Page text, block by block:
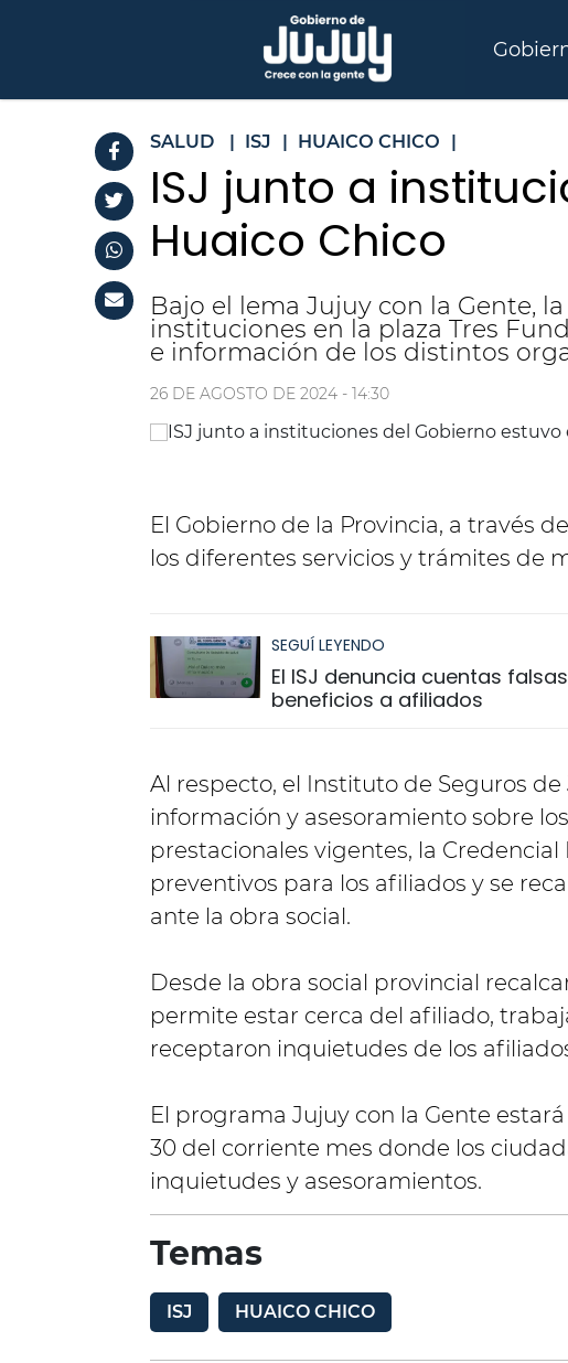
SALUD | ISJ | HUAICO CHICO |
ISJ junto a
Huaico Chico
Bajo el lema Jujuy con la Gente,
instituciones en la plaza Tres
e información de los distintos
26 DE AGOSTO DE 2024 - 14:30
El Gobierno de la Provincia, a través
los diferentes servicios y trámites de
SEGUÍ LEYENDO
El ISJ denuncia cuentas
beneficios a afiliados
Al respecto, el Instituto de Seguros
información y asesoramiento sobre
prestacionales vigentes, la
preventivos para los afiliados y se
ante la obra social.
Desde la obra social provincial
permite estar cerca del afiliado,
receptaron inquietudes de los
El programa Jujuy con la Gente
30 del corriente mes donde los
inquietudes y asesoramientos.
Temas
ISJ HUAICO CHICO